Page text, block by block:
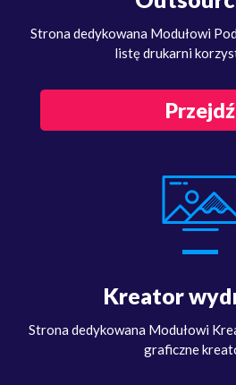
Strona dedykowana Modułowi
listę drukarni
Przejdź
Kreator
Strona dedykowana Modułowi
graficzne